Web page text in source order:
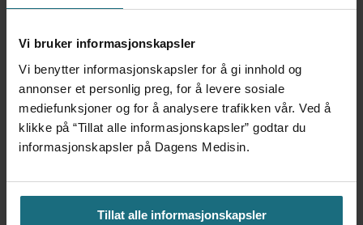
Vi bruker informasjonskapsler
Vi benytter informasjonskapsler for å gi innhold og
annonser et personlig preg, for å levere sosiale
mediefunksjoner og for å analysere trafikken vår. Ved å
klikke på “Tillat alle informasjonskapsler” godtar du
informasjonskapsler på Dagens Medisin.
Tillat alle informasjonskapsler
etter pilotprosjekt